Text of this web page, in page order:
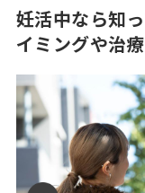
妊活中なら知
イミングや治